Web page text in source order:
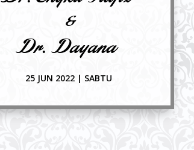
&
Dr. Dayana
25 JUN 2022 | SABTU